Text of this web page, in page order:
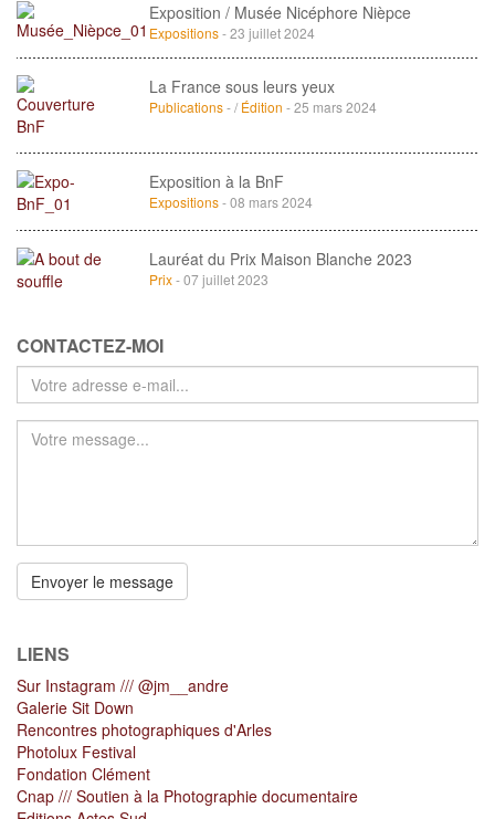
Exposition / Musée Nicéphore Nièpce
Expositions- 23 juillet 2024
La France sous leurs yeux
Publications- /Édition - 25 mars 2024
Exposition à la BnF
Expositions- 08 mars 2024
Lauréat du Prix Maison Blanche 2023
Prix- 07 juillet 2023
CONTACTEZ-MOI
Votre
adresse
Votre
message
*
Envoyer le message
LIENS
Sur Instagram /// @jm__andre
Galerie Sit Down
Rencontres photographiques d'Arles
Photolux Festival
Fondation Clément
Cnap /// Soutien à la Photographie documentaire